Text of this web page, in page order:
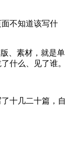
不知道该写什
、素材，就是单
什么、见了谁。
十几二十篇，自